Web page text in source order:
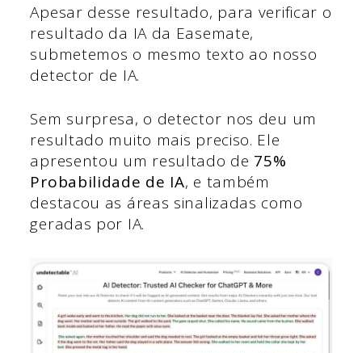
Apesar desse resultado, para verificar o
resultado da IA da Easemate,
submetemos o mesmo texto ao nosso
detector de IA.
Sem surpresa, o detector nos deu um
resultado muito mais preciso. Ele
apresentou um resultado de 75%
Probabilidade de IA, e também
destacou as áreas sinalizadas como
geradas por IA.